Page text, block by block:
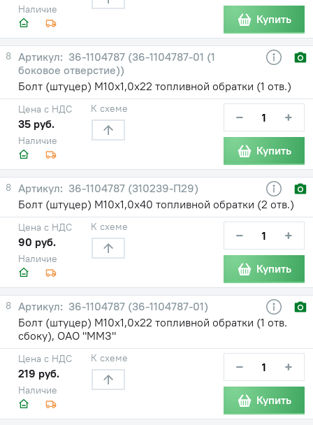
Наличие
Купить
8
36-1104787 (36-1104787-01 (1
боковое отверстие))
Болт (штуцер) М10х1,0х22 топливной обратки (1 отв.)
Наличие
Цена с НДС
35 руб.
К схеме − +
Купить
8
36-1104787 (310239-П29)
Болт (штуцер) М10х1,0х40 топливной обратки (2 отв.)
Наличие
Цена с НДС
90 руб.
К схеме − +
Купить
8
36-1104787 (36-1104787-01)
Болт (штуцер) М10х1,0х22 топливной обратки (1 отв.
сбоку), ОАО "ММЗ"
Наличие
Цена с НДС
219 руб.
К схеме − +
Купить